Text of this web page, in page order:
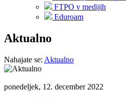
FTPO v medijih
Eduroam
Aktualno
Nahajate se: Aktualno
ponedeljek, 12. december 2022